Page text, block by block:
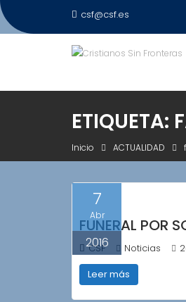
Saltar
al
csf@csf.es
ETIQUETA:
Inicio ACTUALIDAD
7
Abr
2016
FUNERAL POR
CSF Noticias
Leer más